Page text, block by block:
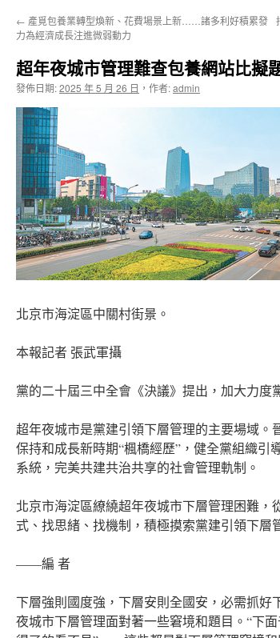
← 產覓包養業轉型煥新、花費場景上新……諸多利好積累發
力為經濟成長注進微弱動力
超年夜城市管理難查包養網站比擬
發佈日期:2025 年 5 月 26 日 ， 作者:admin
北京市海淀區中關村街景。
本報記者 張武軍攝
黨的二十屆三中全會《決議》提出，加大力度
超年夜城市是黨建引領下層管理的主要場域
保持和成長新時期“楓橋經歷”，健全黨組織
系統，完美共建共治共享的社會管理軌制。
北京市海淀區繚繞超年夜城市下層管理困難
式、找思緒、找機制，積極摸索黨建引領下層
——編 者
下層強則國度強，下層安則全國安，必需抓
夜城市下層管理面對著一些窘境和題目。“下